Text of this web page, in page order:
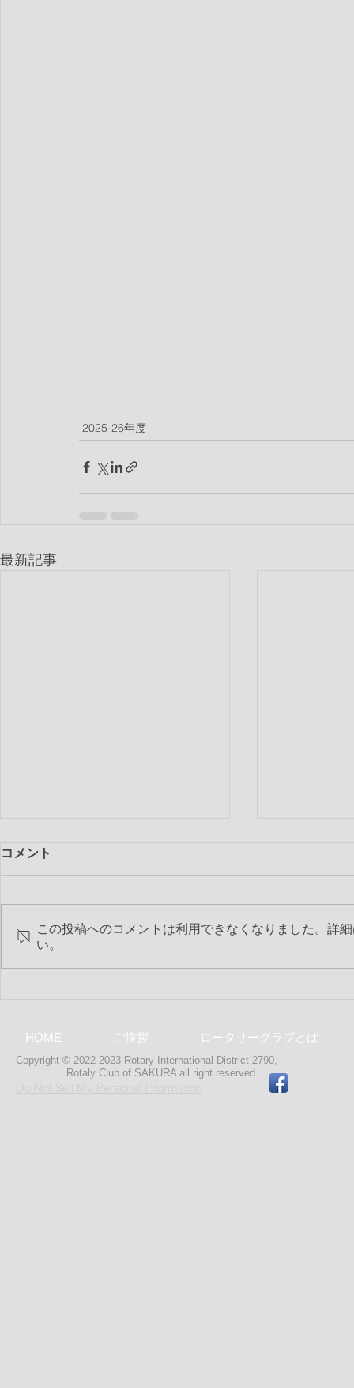
2025-26年度
最新記事
第2544回 6
コメント
この投稿へのコメントは利用できなくなりました。詳
い。
HOME ご挨拶 ロータリークラブとは
Copyright © 2022-2023 Rotary International District 2790,
Rotaly Club of SAKURA all right reserved